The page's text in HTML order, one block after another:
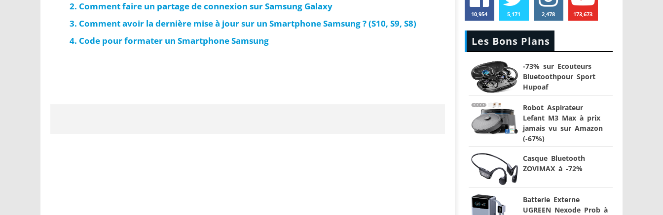
Comment faire un partage de connexion sur Samsung Galaxy
Comment avoir la dernière mise à jour sur un Smartphone Samsung ? (S10, S9, S8)
Code pour formater un Smartphone Samsung
10,954 5,171 2,478 173,673
Les Bons Plans
-73% sur Ecouteurs
Bluetoothpour Sport
Hupoaf
Robot Aspirateur
Lefant M3 Max à prix
jamais vu sur Amazon
(-67%)
Casque Bluetooth
ZOVIMAX à -72%
Batterie Externe
UGREEN Nexode Prob à